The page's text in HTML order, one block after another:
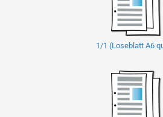
1/1 (Loseblatt A6